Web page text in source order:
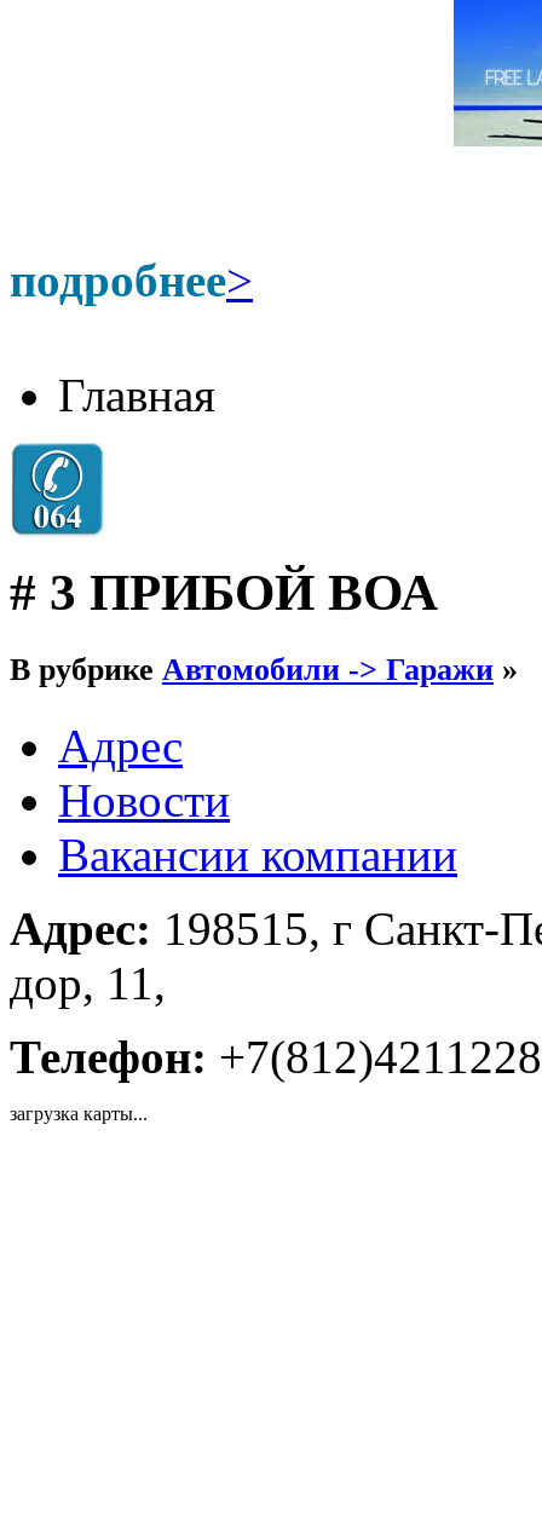
подробнее>
Главная
# 3 ПРИБОЙ ВОА
В рубрике Автомобили -> Гаражи »
Адрес
Новости
Вакансии компании
Адрес: 198515, г Санкт-
дор, 11,
Телефон: +7(812)4211228
загрузка карты...